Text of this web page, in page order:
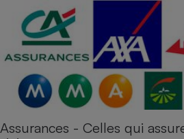
Assurances - Celles qui